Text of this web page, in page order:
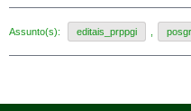
Assunto(s): editais_prppgi